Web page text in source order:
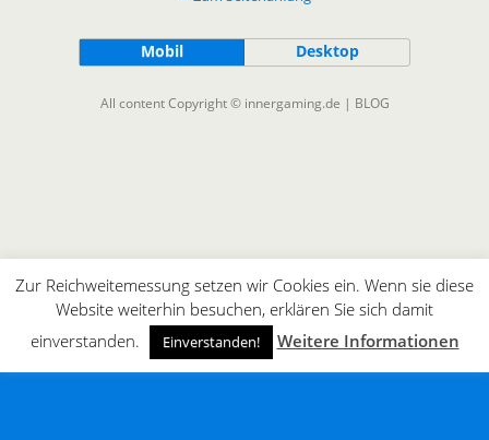
Mobil Desktop
All content Copyright © innergaming.de | BLOG
Zur Reichweitemessung setzen wir Cookies ein. Wenn sie diese
Website weiterhin besuchen, erklären Sie sich damit
einverstanden.
Einverstanden! Weitere Informationen